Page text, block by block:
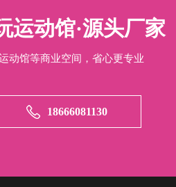
运动馆·源头厂家
动馆等商业空间，省心更专业
18666081130